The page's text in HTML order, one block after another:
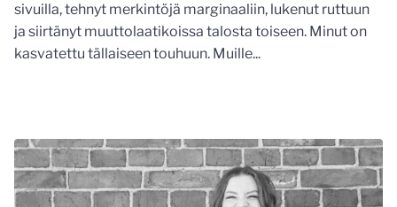
sivuilla, tehnyt merkintöjä marginaaliin, lukenut ruttuun
ja siirtänyt muuttolaatikoissa talosta toiseen. Minut on
kasvatettu tällaiseen touhuun. Muille...